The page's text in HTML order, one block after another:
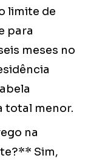
limite de
para
meses no
total menor.
na
Sim,